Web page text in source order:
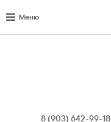
Меню
8 (903) 642-99-18